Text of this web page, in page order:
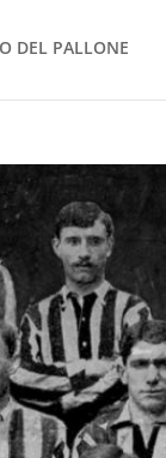
DEL PALLONE